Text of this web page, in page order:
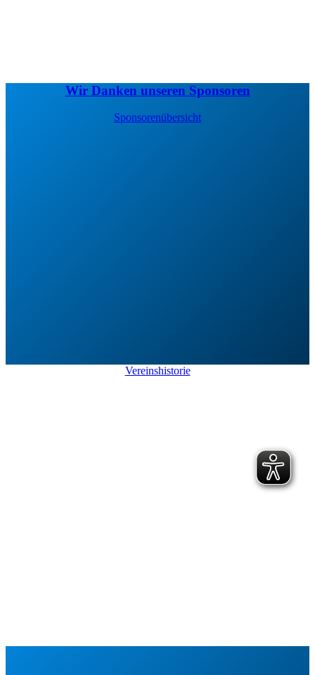
Wir Danken unseren Sponsoren
Sponsorenübersicht
Vereinshistorie